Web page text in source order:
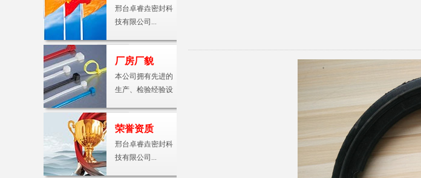
邢台卓睿垚密封科
技有限公司...
厂房厂貌
本公司拥有先进的
生产、检验经验设
荣誉资质
邢台卓睿垚密封科
技有限公司...